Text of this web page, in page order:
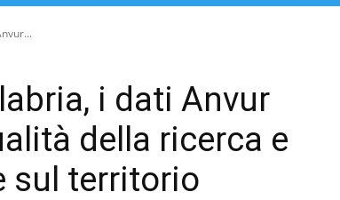
i dati Anvur
della ricerca e
sul territorio